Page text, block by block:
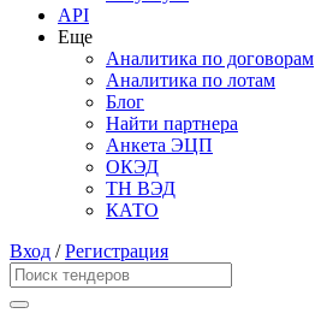
API
Еще
Аналитика по договорам
Аналитика по лотам
Блог
Найти партнера
Анкета ЭЦП
ОКЭД
ТН ВЭД
КАТО
Вход /Регистрация